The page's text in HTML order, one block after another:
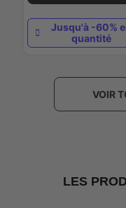
Jusqu'à -60%
quantité
VOIR
LES